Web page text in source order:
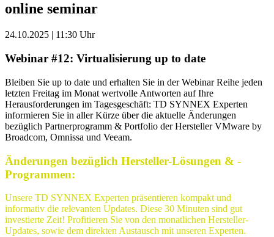
online seminar
24.10.2025 | 11:30 Uhr
Webinar #12: Virtualisierung up to date
Bleiben Sie up to date und erhalten Sie in der Webinar Reihe jeden
letzten Freitag im Monat wertvolle Antworten auf Ihre
Herausforderungen im Tagesgeschäft: TD SYNNEX Experten
informieren Sie in aller Kürze über die aktuelle Änderungen
bezüglich Partnerprogramm & Portfolio der Hersteller VMware by
Broadcom, Omnissa und Veeam.
Änderungen bezüglich Hersteller-Lösungen & -
Programmen:
Unsere TD SYNNEX Experten präsentieren kompakt und
informativ die relevanten Updates. Diese 30 Minuten sind gut
investierte Zeit! Profitieren Sie von den monatlichen Hersteller-
Updates, sowie dem direkten Austausch mit unseren Experten.